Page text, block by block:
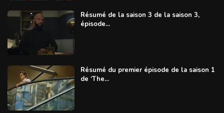
Résumé de la saison 3 de la saison 3,
épisode...
Résumé du premier épisode de la saison 1
de ‘The...